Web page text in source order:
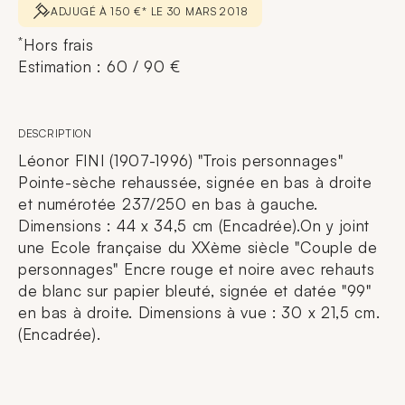
ADJUGÉ À 150 €* LE 30 MARS 2018
*Hors frais
Estimation : 60 / 90 €
DESCRIPTION
Léonor FINI (1907-1996) "Trois personnages"
Pointe-sèche rehaussée, signée en bas à droite
et numérotée 237/250 en bas à gauche.
Dimensions : 44 x 34,5 cm (Encadrée).On y joint
une Ecole française du XXème siècle "Couple de
personnages" Encre rouge et noire avec rehauts
de blanc sur papier bleuté, signée et datée "99"
en bas à droite. Dimensions à vue : 30 x 21,5 cm.
(Encadrée).